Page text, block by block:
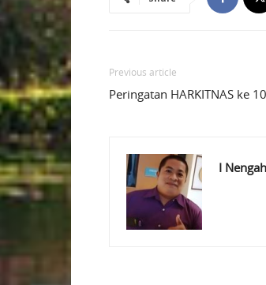
Previous article
Peringatan HARKITNAS ke
I